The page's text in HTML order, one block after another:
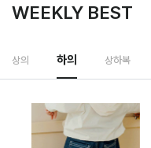
WEEKLY BEST
상의 하의 상하복